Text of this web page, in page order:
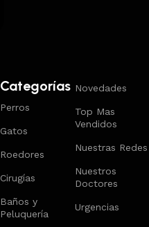
Categorías
Perros
Gatos
Roedores
Cirugías
Baños y
Peluquería
Novedades
Top Mas
Vendidos
Nuestras Redes
Nuestros
Doctores
Urgencias